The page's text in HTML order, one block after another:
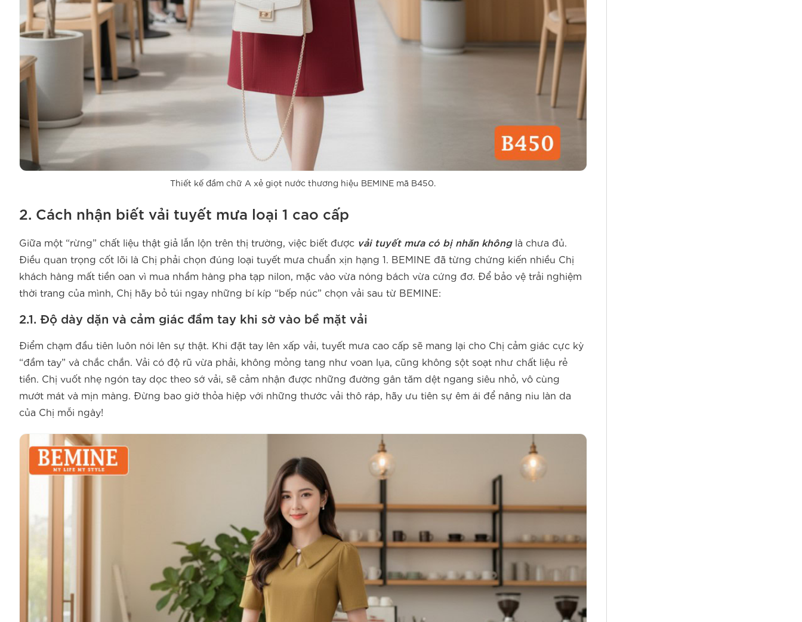
Thiết kế đầm chữ A xẻ giọt nước thương hiệu BEMINE mã B450.
2. Cách nhận biết vải tuyết mưa loại 1 cao cấp
Giữa một “rừng” chất liệu thật giả lẫn lộn trên thị trường, việc biết được vải tuyết mưa có bị nhăn khônglà chưa đủ.
Điều quan trọng cốt lõi là Chị phải chọn đúng loại tuyết mưa chuẩn xịn hạng 1. BEMINE đã từng chứng kiến nhiều Chị
khách hàng mất tiền oan vì mua nhầm hàng pha tạp nilon, mặc vào vừa nóng bách vừa cứng đơ. Để bảo vệ trải nghiệm
thời trang của mình, Chị hãy bỏ túi ngay những bí kíp “bếp núc” chọn vải sau từ BEMINE:
2.1. Độ dày dặn và cảm giác đầm tay khi sờ vào bề mặt vải
Điểm chạm đầu tiên luôn nói lên sự thật. Khi đặt tay lên xấp vải, tuyết mưa cao cấp sẽ mang lại cho Chị cảm giác cực kỳ
“đầm tay” và chắc chắn. Vải có độ rũ vừa phải, không mỏng tang như voan lụa, cũng không sột soạt như chất liệu rẻ
tiền. Chị vuốt nhẹ ngón tay dọc theo sớ vải, sẽ cảm nhận được những đường gân tăm dệt ngang siêu nhỏ, vô cùng
mướt mát và mịn màng. Đừng bao giờ thỏa hiệp với những thước vải thô ráp, hãy ưu tiên sự êm ái để nâng niu làn da
của Chị mỗi ngày!